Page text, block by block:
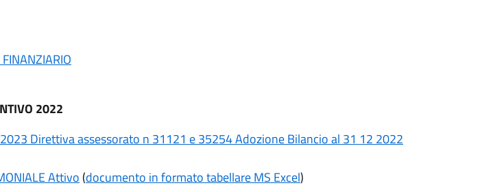
2022
Direttiva assessorato n 31121 e 35254 Adozione Bilancio al 31 12 2022
Attivo (documento in formato tabellare MS Excel)